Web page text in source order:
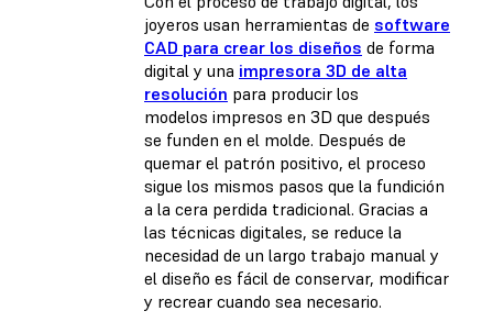
joyeros usan herramientas de software
CAD para crear los diseños de forma
digital y una impresora 3D de alta
resolución para producir los
modelos impresos en 3D que después
se funden en el molde. Después de
quemar el patrón positivo, el proceso
sigue los mismos pasos que la fundición
a la cera perdida tradicional. Gracias a
las técnicas digitales, se reduce la
necesidad de un largo trabajo manual y
el diseño es fácil de conservar, modificar
y recrear cuando sea necesario.